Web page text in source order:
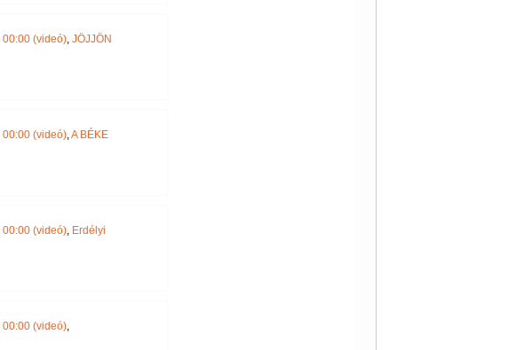
00:00 (videó), JÖJJÖN
00:00 (videó),A BÉKE
00:00 (videó), Erdélyi
00:00 (videó),